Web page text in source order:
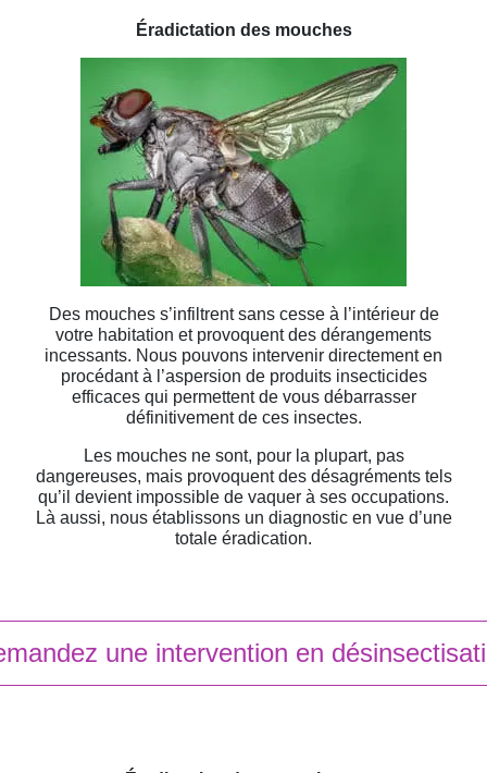
Éradictation des mouches
Des mouches s’infiltrent sans cesse à l’intérieur de
votre habitation et provoquent des dérangements
incessants. Nous pouvons intervenir directement en
procédant à l’aspersion de produits insecticides
efficaces qui permettent de vous débarrasser
définitivement de ces insectes.
Les mouches ne sont, pour la plupart, pas
dangereuses, mais provoquent des désagréments tels
qu’il devient impossible de vaquer à ses occupations.
Là aussi, nous établissons un diagnostic en vue d’une
totale éradication.
une intervention en